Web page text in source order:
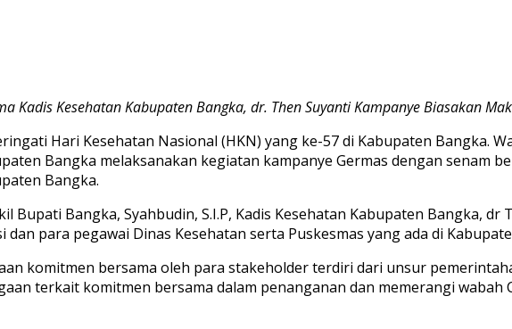
Kadis Kesehatan Kabupaten Bangka, dr. Then Suyanti Kampanye Biasakan
Hari Kesehatan Nasional (HKN) yang ke-57 di Kabupaten Bangka.
Bangka melaksanakan kegiatan kampanye Germas dengan senam
Bangka.
Bupati Bangka, Syahbudin, S.I.P, Kadis Kesehatan Kabupaten Bangka,
dan para pegawai Dinas Kesehatan serta Puskesmas yang ada di
komitmen bersama oleh para stakeholder terdiri dari unsur
terkait komitmen bersama dalam penanganan dan memerangi